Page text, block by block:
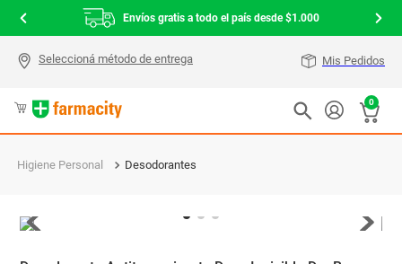
Envíos gratis a todo el país desde $1.000
Mis Pedidos
0
Higiene Personal Desodorantes